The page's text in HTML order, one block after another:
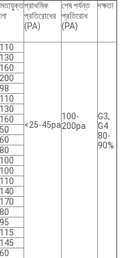
প্রাথমিক
প্রতিরোধের
(PA)
শেষ পর্যন্ত
প্রতিরোধ
(PA)
দক্ষতা
<25-45pa
100-
200pa
G3,
G4
80-
90%